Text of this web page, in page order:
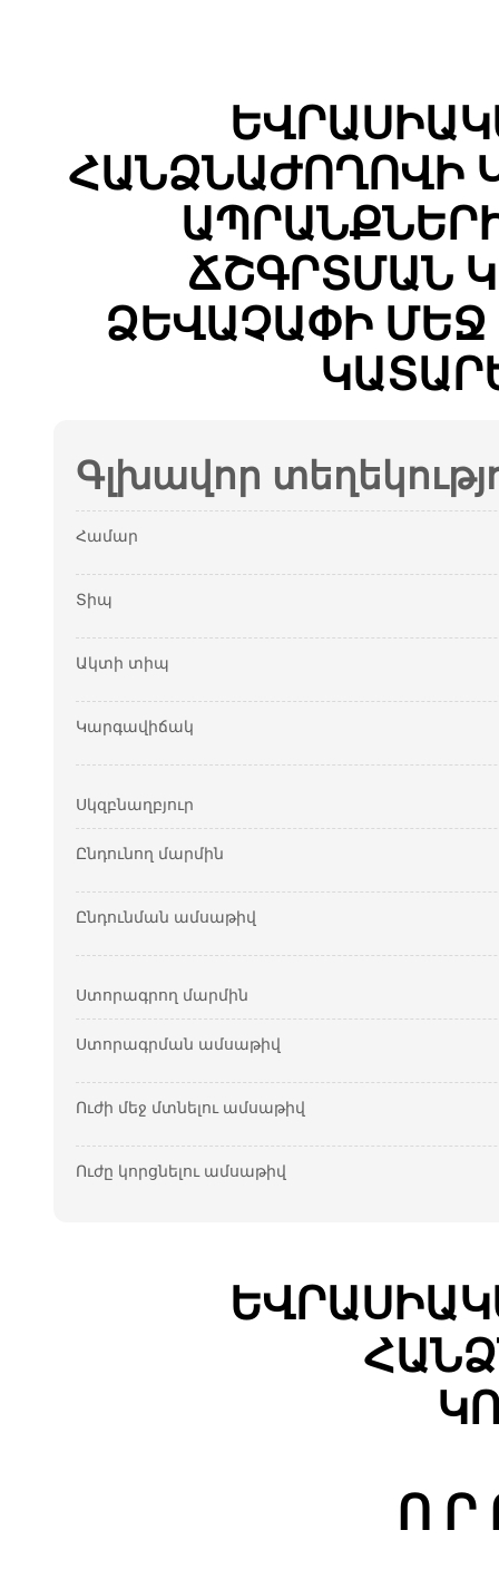
ՀԱՆՁՆԱԺՈՂՈՎԻ
ՃՇԳՐՏՄԱՆ
ՁԵՎԱՉԱՓԻ
Գլխավոր
Համար
Տիպ
Ակտի տիպ
Կարգավիճակ
Սկզբնաղբյուր
Ընդունող մարմին
Ընդունման ամսաթիվ
Ստորագրող մարմին
Ստորագրման ամսաթիվ
Ուժի մեջ մտնելու ամսաթիվ
Ուժը կորցնելու ամսաթիվ
Ո Ր